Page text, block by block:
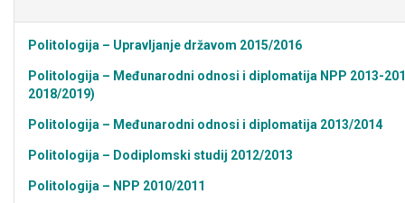
Politologija – Upravljanje državom 2015/2016
Politologija – Međunarodni odnosi i diplomatija NPP 2013-
2018/2019)
Politologija – Međunarodni odnosi i diplomatija 2013/2014
Politologija – Dodiplomski studij 2012/2013
Politologija – NPP 2010/2011